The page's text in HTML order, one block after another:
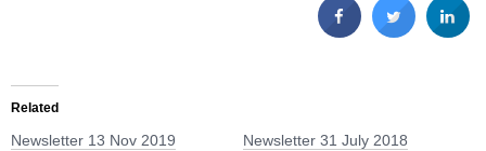
Related
Newsletter 13 Nov 2019
Newsletter 31 July 2018